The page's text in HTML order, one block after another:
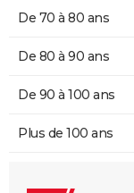
De 70 à 80 ans
De 80 à 90 ans
De 90 à 100 ans
Plus de 100 ans